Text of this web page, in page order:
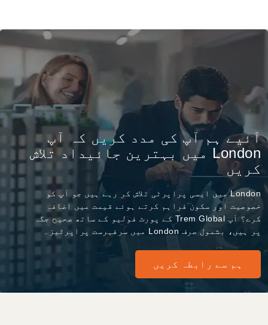
آئیے ہم آپ کی مدد کریں کہ آپ
London میں بہترین جائیداد تلاش
کریں
London میں ایسی پراپرٹی تلاش کر رہے ہیں جو آپ کو
خصوصیت اور سکون فراہم کرتے ہوئے قیمت میں اضافہ
کرے؟ آپ Trem Global کے پورٹ فولیو کے ساتھ صحیح جگہ
پر ہیں، بشمول صرف London میں سرفہرست پراپرٹیز۔
ہم سے رابطہ کریں